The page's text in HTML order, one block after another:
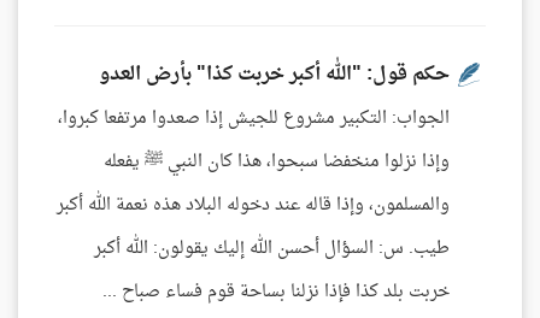
حكم قول: "الله أكبر خربت كذا" بأرض العدو
الجواب: التكبير مشروع للجيش إذا صعدوا مرتفعا كبروا،
وإذا نزلوا منخفضا سبحوا، هذا كان النبي ﷺ يفعله
والمسلمون، وإذا قاله عند دخوله البلاد هذه نعمة الله أكبر
طيب. س: السؤال أحسن الله إليك يقولون: الله أكبر
خربت بلد كذا فإذا نزلنا بساحة قوم فساء صباح ...